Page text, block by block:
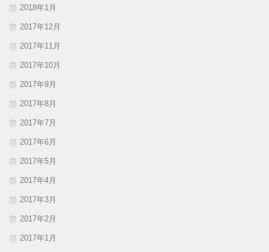
2018年1月
2017年12月
2017年11月
2017年10月
2017年9月
2017年8月
2017年7月
2017年6月
2017年5月
2017年4月
2017年3月
2017年2月
2017年1月